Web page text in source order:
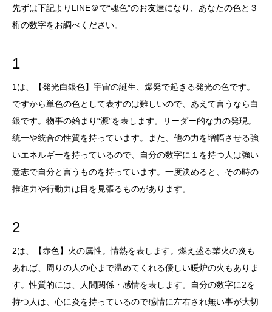
先ずは下記よりLINE＠で“魂色”のお友達になり、あなたの色と３
桁の数字をお調べください。
1
1は、【発光白銀色】宇宙の誕生、爆発で起きる発光の色です。
ですから単色の色として表すのは難しいので、あえて言うなら白
銀です。物事の始まり“源”を表します。リーダー的な力の発現。
統一や統合の性質を持っています。また、他の力を増幅させる強
いエネルギーを持っているので、自分の数字に１を持つ人は強い
意志で自分と言うものを持っています。一度決めると、その時の
推進力や行動力は目を見張るものがあります。
2
2は、【赤色】火の属性。情熱を表します。燃え盛る業火の炎も
あれば、周りの人の心まで温めてくれる優しい暖炉の火もありま
す。性質的には、人間関係・感情を表します。自分の数字に2を
持つ人は、心に炎を持っているので感情に左右され無い事が大切